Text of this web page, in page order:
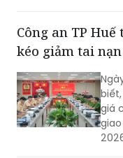
giai
Công an TP
kéo giảm tai
giá